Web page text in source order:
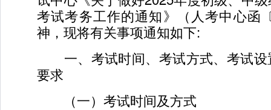
考试考务工作的通知》（人考中心函
神，现将有关事项通知如下:
一、考试时间、考试方式、考试设
要求
（一）考试时间及方式